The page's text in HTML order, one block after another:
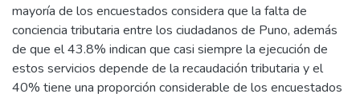
mayoría de los encuestados considera que la falta de
conciencia tributaria entre los ciudadanos de Puno, además
de que el 43.8% indican que casi siempre la ejecución de
estos servicios depende de la recaudación tributaria y el
40% tiene una proporción considerable de los encuestados